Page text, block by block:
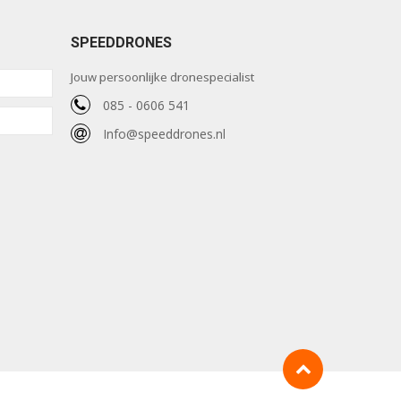
SPEEDDRONES
Jouw persoonlijke dronespecialist
085 - 0606 541
Info@speeddrones.nl